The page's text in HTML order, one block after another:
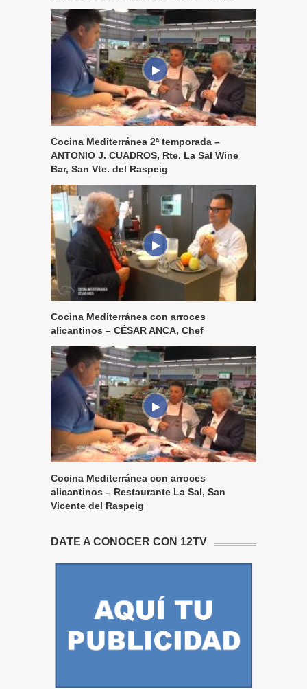
Cocina Mediterránea 2ª temporada –
ANTONIO J. CUADROS, Rte. La Sal Wine
Bar, San Vte. del Raspeig
Cocina Mediterránea con arroces
alicantinos – CÉSAR ANCA, Chef
Cocina Mediterránea con arroces
alicantinos – Restaurante La Sal, San
Vicente del Raspeig
DATE A CONOCER CON 12TV